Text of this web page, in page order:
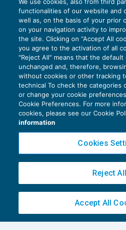
Scopri la nuova edizione
2024-2025: l’eccellenza
per Commercialisti!
OPINIONI E ISTITUZIONI13/09/
functionalities of our website and
well as, on the basis of your prior
on your navigation activity to
the site. Clicking on “Accept All
you agree to the activation of all
"Reject All" means that the
unchanged and, therefore,
without cookies or other tracking
technical To check the categories
or change your cookie
Cookie Preferences. For more
cookies, please see our Cookie
information
Cookies
Reject All
Accept All